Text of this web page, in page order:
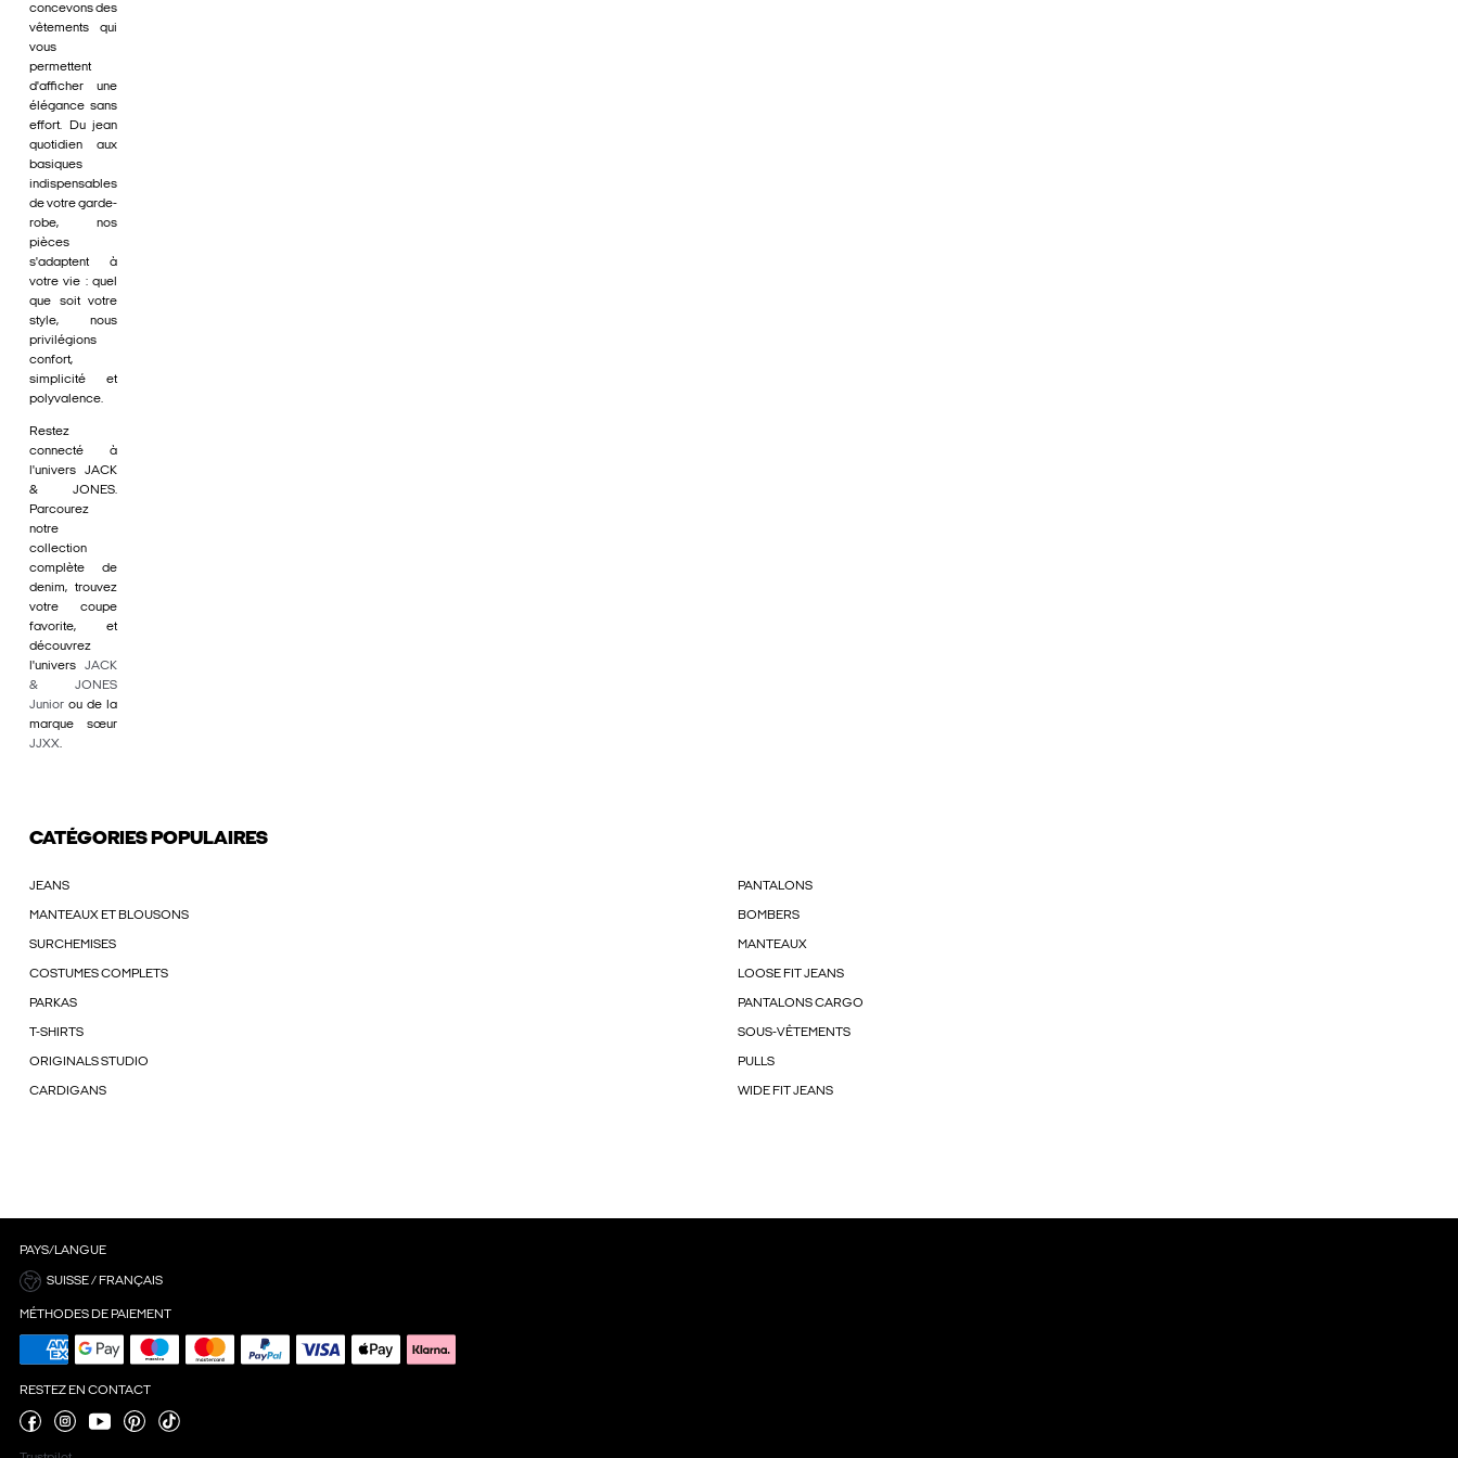
concevons des
vêtements qui
vous
permettent
d'afficher une
élégance sans
effort. Du jean
quotidien aux
basiques
indispensables
de votre garde-
robe, nos
pièces
s'adaptent à
votre vie : quel
que soit votre
style, nous
privilégions
confort,
simplicité et
polyvalence.
Restez
connecté à
l'univers JACK
& JONES.
Parcourez
notre
collection
complète de
denim, trouvez
votre coupe
favorite, et
découvrez
l'univers JACK
& JONES
Junior ou de la
marque sœur
JJXX.
CATÉGORIES POPULAIRES
JEANS PANTALONS
MANTEAUX ET BLOUSONS BOMBERS
SURCHEMISES MANTEAUX
COSTUMES COMPLETS LOOSE FIT JEANS
PARKAS PANTALONS CARGO
T-SHIRTS SOUS-VÊTEMENTS
ORIGINALS STUDIO PULLS
CARDIGANS WIDE FIT JEANS
PAYS/LANGUE
SUISSE / FRANÇAIS
MÉTHODES DE PAIEMENT
RESTEZ EN CONTACT